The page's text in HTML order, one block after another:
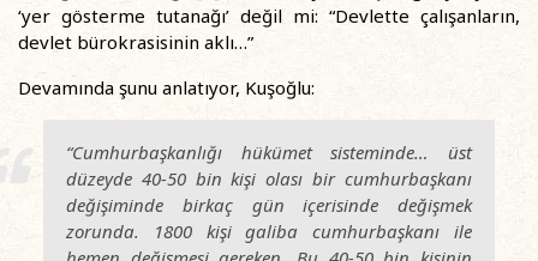
‘yer gösterme tutanağı’ değil mi: “Devlette çalışanların,
devlet bürokrasisinin aklı…”
Devamında şunu anlatıyor, Kuşoğlu:
“Cumhurbaşkanlığı hükümet sisteminde… üst
düzeyde 40-50 bin kişi olası bir cumhurbaşkanı
değişiminde birkaç gün içerisinde değişmek
zorunda. 1800 kişi galiba cumhurbaşkanı ile